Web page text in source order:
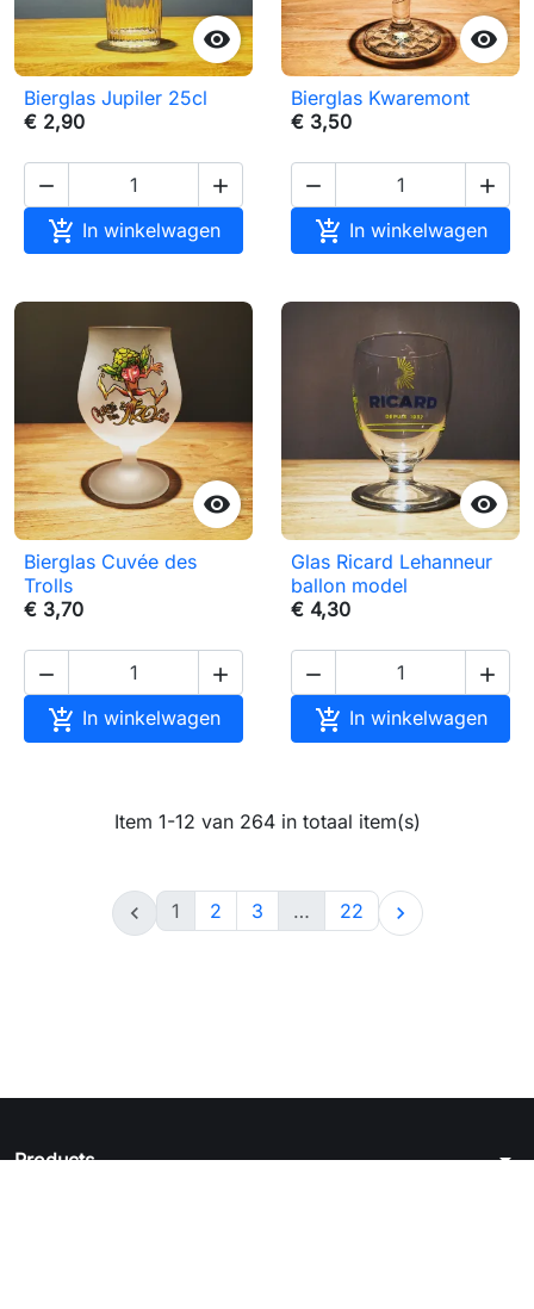

Bierglas Jupiler 25cl
€ 2,90
 
 In winkelwagen

Bierglas Kwaremont
€ 3,50
 
 In winkelwagen

Bierglas Cuvée des
Trolls
€ 3,70
 
 In winkelwagen

Glas Ricard Lehanneur
ballon model
€ 4,30
 
 In winkelwagen
Item 1-12 van 264 in totaal item(s)
 1 2 3 … 22 
Products arrow_drop_down